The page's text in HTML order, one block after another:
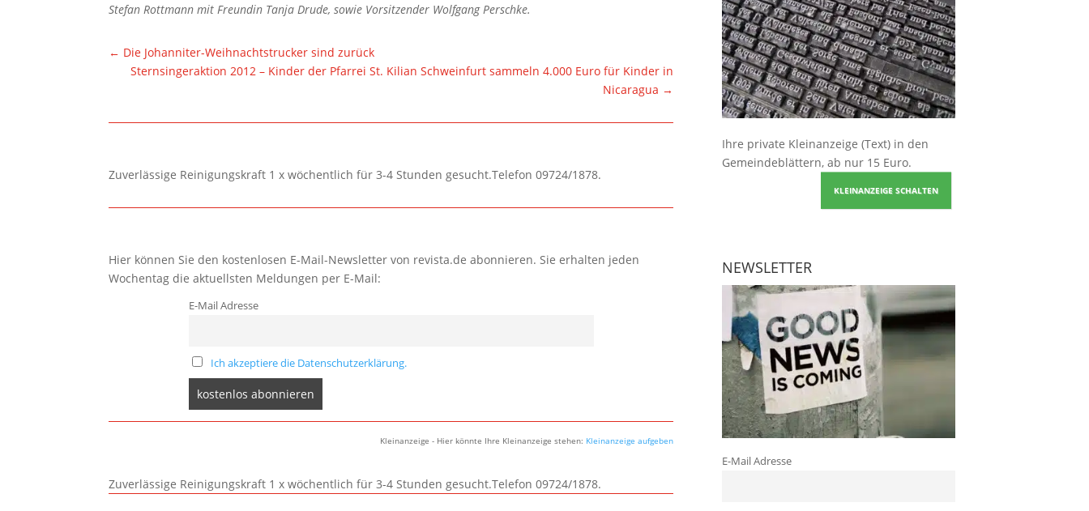
Stefan Rottmann mit Freundin Tanja Drude, sowie Vorsitzender Wolfgang Perschke.
← Die Johanniter-Weihnachtstrucker sind zurück
Sternsingeraktion 2012 – Kinder der Pfarrei St. Kilian Schweinfurt sammeln 4.000 Euro für Kinder in
Nicaragua →
Zuverlässige Reinigungskraft 1 x wöchentlich für 3-4 Stunden gesucht.Telefon 09724/1878.
Hier können Sie den kostenlosen E-Mail-Newsletter von revista.de abonnieren. Sie erhalten jeden
Wochentag die aktuellsten Meldungen per E-Mail:
E-Mail Adresse
Ich akzeptiere die Datenschutzerklärung.
Kleinanzeige - Hier könnte Ihre Kleinanzeige stehen: Kleinanzeige aufgeben
Zuverlässige Reinigungskraft 1 x wöchentlich für 3-4 Stunden gesucht.Telefon 09724/1878.
Ihre private Kleinanzeige (Text) in den
Gemeindeblättern, ab nur 15 Euro.
KLEINANZEIGE SCHALTEN
NEWSLETTER
E-Mail Adresse